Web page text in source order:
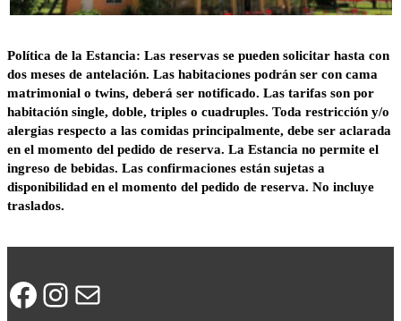
Política de la Estancia: Las reservas se pueden solicitar hasta con
dos meses de antelación. Las habitaciones podrán ser con cama
matrimonial o twins, deberá ser notificado. Las tarifas son por
habitación single, doble, triples o cuadruples. Toda restricción y/o
alergias respecto a las comidas principalmente, debe ser aclarada
en el momento del pedido de reserva. La Estancia no permite el
ingreso de bebidas. Las confirmaciones están sujetas a
disponibilidad en el momento del pedido de reserva. No incluye
traslados.
Facebook Instagram Correo electrónico